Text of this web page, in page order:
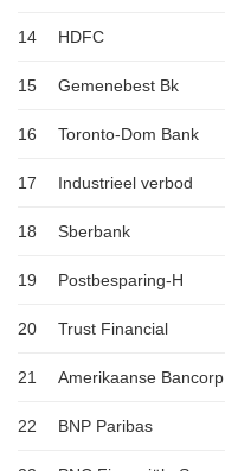
14 HDFC
15 Gemenebest Bk
16 Toronto-Dom Bank
17 Industrieel verbod
18 Sberbank
19 Postbesparing-H
20 Trust Financial
21 Amerikaanse Bancorp
22 BNP Paribas